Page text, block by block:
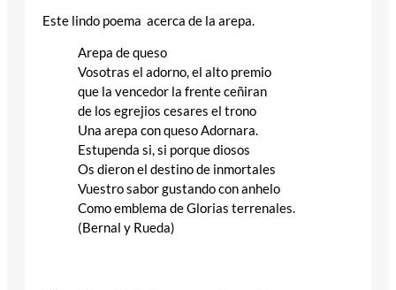
Este lindo poema acerca de la arepa.
Arepa de queso
Vosotras el adorno, el alto premio
que la vencedor la frente ceñiran
de los egrejios cesares el trono
Una arepa con queso Adornara.
Estupenda si, si porque diosos
Os dieron el destino de inmortales
Vuestro sabor gustando con anhelo
Como emblema de Glorias terrenales.
(Bernal y Rueda)